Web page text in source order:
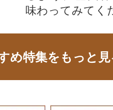
味わってみてく
め特集をもっと